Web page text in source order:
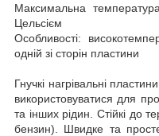
Максимальна
Цельсієм
Особливості:
одній зі сторін пластини
Гнучкі нагрівальні
використовуватися для
та інших рідин. Стійкі до
бензин). Швидке та